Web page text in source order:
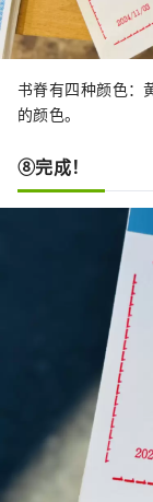
书脊有四种颜色：
的颜色。
⑧完成！